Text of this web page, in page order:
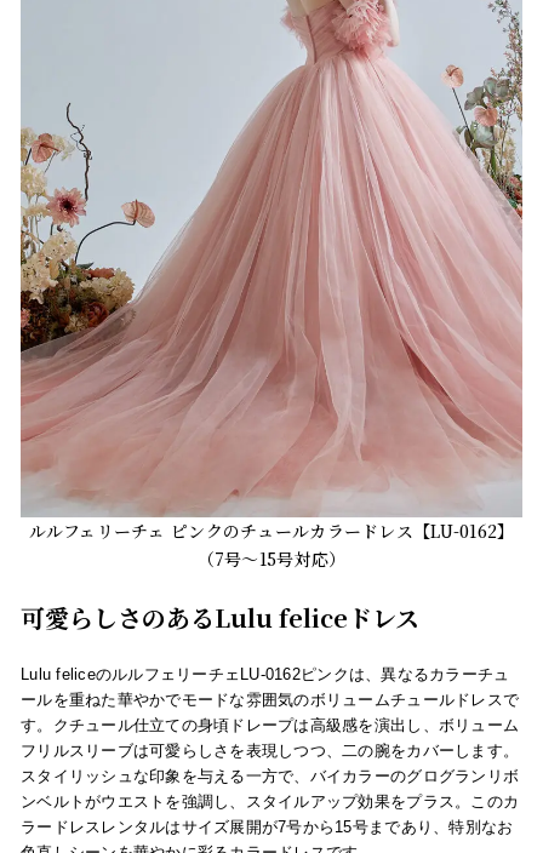
ルルフェリーチェ ピンクのチュールカラードレス【LU-0162】
（7号～15号対応）
可愛らしさのあるLulu feliceドレス
Lulu feliceのルルフェリーチェLU-0162ピンクは、異なるカラーチュ
ールを重ねた華やかでモードな雰囲気のボリュームチュールドレスで
す。クチュール仕立ての身頃ドレープは高級感を演出し、ボリューム
フリルスリーブは可愛らしさを表現しつつ、二の腕をカバーします。
スタイリッシュな印象を与える一方で、バイカラーのグログランリボ
ンベルトがウエストを強調し、スタイルアップ効果をプラス。このカ
ラードレスレンタルはサイズ展開が7号から15号まであり、特別なお